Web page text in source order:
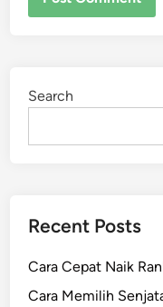
Search
Recent Posts
Cara Cepat Naik
Cara Memilih